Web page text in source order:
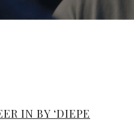
IN BY ‘DIEPE